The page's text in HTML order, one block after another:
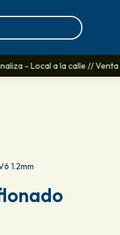
- Local a la calle // Venta
1.2mm